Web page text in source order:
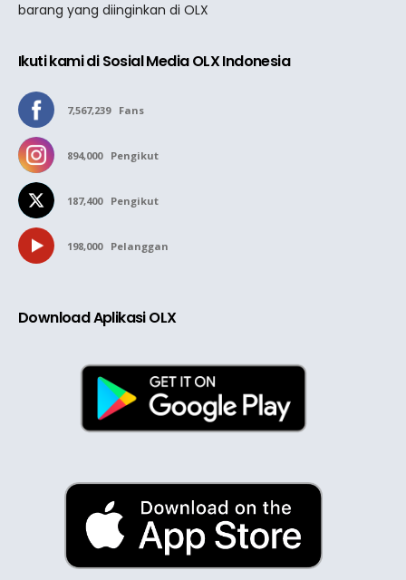
barang yang diinginkan di OLX
Ikuti kami di Sosial Media OLX Indonesia
7,567,239 Fans
894,000 Pengikut
187,400 Pengikut
198,000 Pelanggan
Download Aplikasi OLX